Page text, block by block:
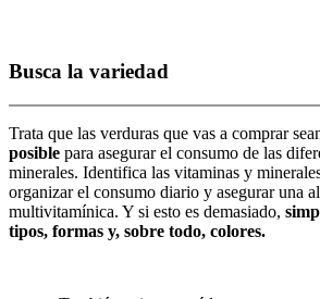
Busca la variedad
Trata que las verduras que vas a comprar
posible para asegurar el consumo de las
minerales. Identifica las vitaminas y
organizar el consumo diario y asegurar una
multivitamínica. Y si esto es demasiado,
tipos, formas y, sobre todo, colores.